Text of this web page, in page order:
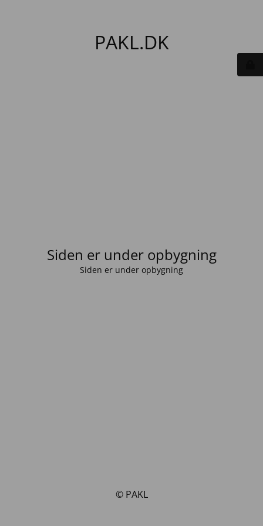
PAKL.DK
Siden er under opbygning
Siden er under opbygning
© PAKL